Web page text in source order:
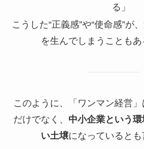
る」
こうした“正義感”や“使命感”が
を生んでしまうこともあ
このように、「ワンマン経営
だけでなく、 中小企業という
い土壌になっているとも